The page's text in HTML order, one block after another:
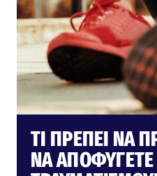
ΤΙ ΠΡΈΠΕΙ ΝΑ
ΝΑ ΑΠΟΦΎΓΕΤΕ